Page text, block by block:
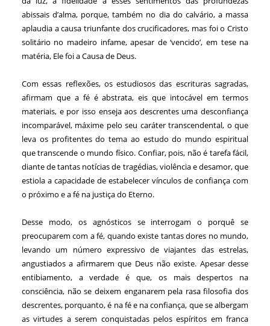
abissais d’alma, porque, também no dia do calvário, a massa
aplaudia a causa triunfante dos crucificadores, mas foi o Cristo
solitário no madeiro infame, apesar de ‘vencido’, em tese na
matéria, Ele foi a Causa de Deus.
Com essas reflexões, os estudiosos das escrituras sagradas,
afirmam que a fé é abstrata, eis que intocável em termos
materiais, e por isso enseja aos descrentes uma desconfiança
incomparável, máxime pelo seu caráter transcendental, o que
leva os profitentes do tema ao estudo do mundo espiritual
que transcende o mundo físico. Confiar, pois, não é tarefa fácil,
diante de tantas notícias de tragédias, violência e desamor, que
estiola a capacidade de estabelecer vínculos de confiança com
o próximo e a fé na justiça do Eterno.
Desse modo, os agnósticos se interrogam o porquê se
preocuparem com a fé, quando existe tantas dores no mundo,
levando um número expressivo de viajantes das estrelas,
angustiados a afirmarem que Deus não existe. Apesar desse
entibiamento, a verdade é que, os mais despertos na
consciência, não se deixem enganarem pela rasa filosofia dos
descrentes, porquanto, é na fé e na confiança, que se albergam
as virtudes a serem conquistadas pelos espíritos em franca